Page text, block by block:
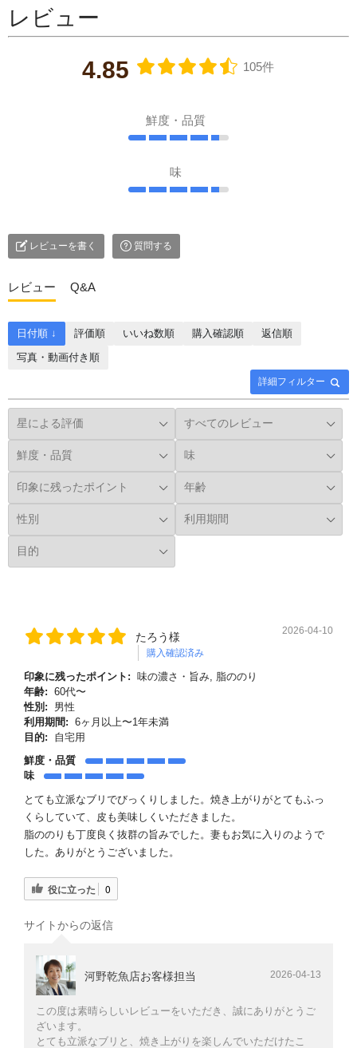
レビュー
4.85 105件
鮮度・品質
味
レビューを書く 質問する
レビュー Q&A
詳細フィルター
日付順 ↓ 評価順 いいね数順 購入確認順
返信順
写真・動画付き順
たろう様
購入確認済み
2026-04-10
印象に残ったポイント: 味の濃さ・旨み, 脂ののり
年齢: 60代〜
性別:
男性
利用期間: 6ヶ月以上〜1年未満
目的:
自宅用
鮮度・品質
味
とても立派なブリでびっくりしました。焼き上がりがとてもふっ
くらしていて、皮も美味しくいただきました。
脂ののりも丁度良く抜群の旨みでした。妻もお気に入りのようで
した。ありがとうございました。
役に立った 0
サイトからの返信
河野乾魚店お客様担当 2026-04-13
この度は素晴らしいレビューをいただき、誠にありがとうご
ざいます。
とても立派なブリと、焼き上がりを楽しんでいただけたこ